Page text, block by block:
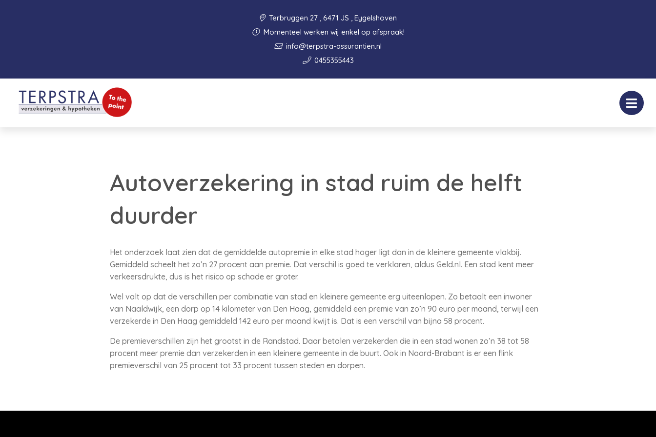
Terbruggen 27 , 6471 JS , Eygelshoven
Momenteel werken wij enkel op afspraak!
info@terpstra-assurantien.nl
0455355443
Autoverzekering in stad ruim de helft
duurder
Het onderzoek laat zien dat de gemiddelde autopremie in elke stad hoger ligt dan in de kleinere gemeente vlakbij.
Gemiddeld scheelt het zo’n 27 procent aan premie. Dat verschil is goed te verklaren, aldus Geld.nl. Een stad kent meer
verkeersdrukte, dus is het risico op schade er groter.
Wel valt op dat de verschillen per combinatie van stad en kleinere gemeente erg uiteenlopen. Zo betaalt een inwoner
van Naaldwijk, een dorp op 14 kilometer van Den Haag, gemiddeld een premie van zo’n 90 euro per maand, terwijl een
verzekerde in Den Haag gemiddeld 142 euro per maand kwijt is. Dat is een verschil van bijna 58 procent.
De premieverschillen zijn het grootst in de Randstad. Daar betalen verzekerden die in een stad wonen zo’n 38 tot 58
procent meer premie dan verzekerden in een kleinere gemeente in de buurt. Ook in Noord-Brabant is er een flink
premieverschil van 25 procent tot 33 procent tussen steden en dorpen.